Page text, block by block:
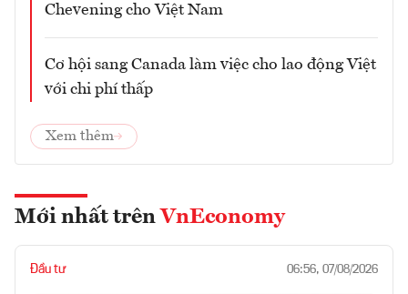
Chevening cho Việt Nam
Cơ hội sang Canada làm việc cho lao động Việt
với chi phí thấp
Xem thêm
Mới nhất trên VnEconomy
Đầu tư 06:56, 07/08/2026